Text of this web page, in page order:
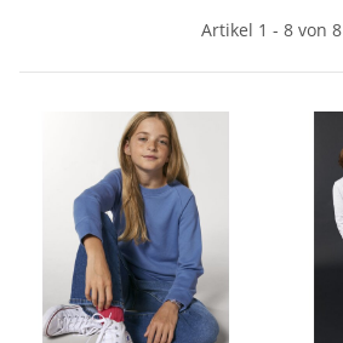
Artikel 1 - 8 von 8